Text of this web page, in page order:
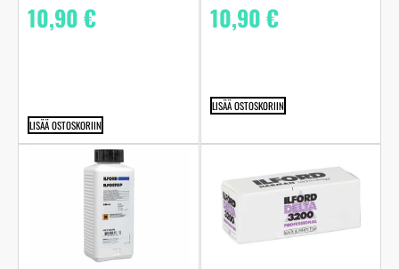
10,90€
LISÄÄ OSTOSKORIIN
10,90€
LISÄÄ OSTOSKORIIN